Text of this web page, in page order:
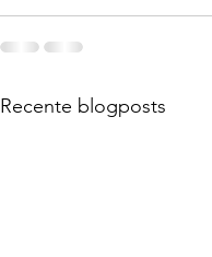
Recente blogposts